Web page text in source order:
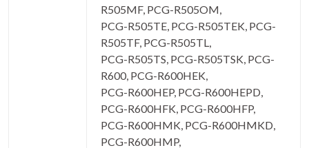
R505MF, PCG-R505OM,
PCG-R505TE, PCG-R505TEK, PCG-
R505TF, PCG-R505TL,
PCG-R505TS, PCG-R505TSK, PCG-
R600, PCG-R600HEK,
PCG-R600HEP, PCG-R600HEPD,
PCG-R600HFK, PCG-R600HFP,
PCG-R600HMK, PCG-R600HMKD,
PCG-R600HMP,